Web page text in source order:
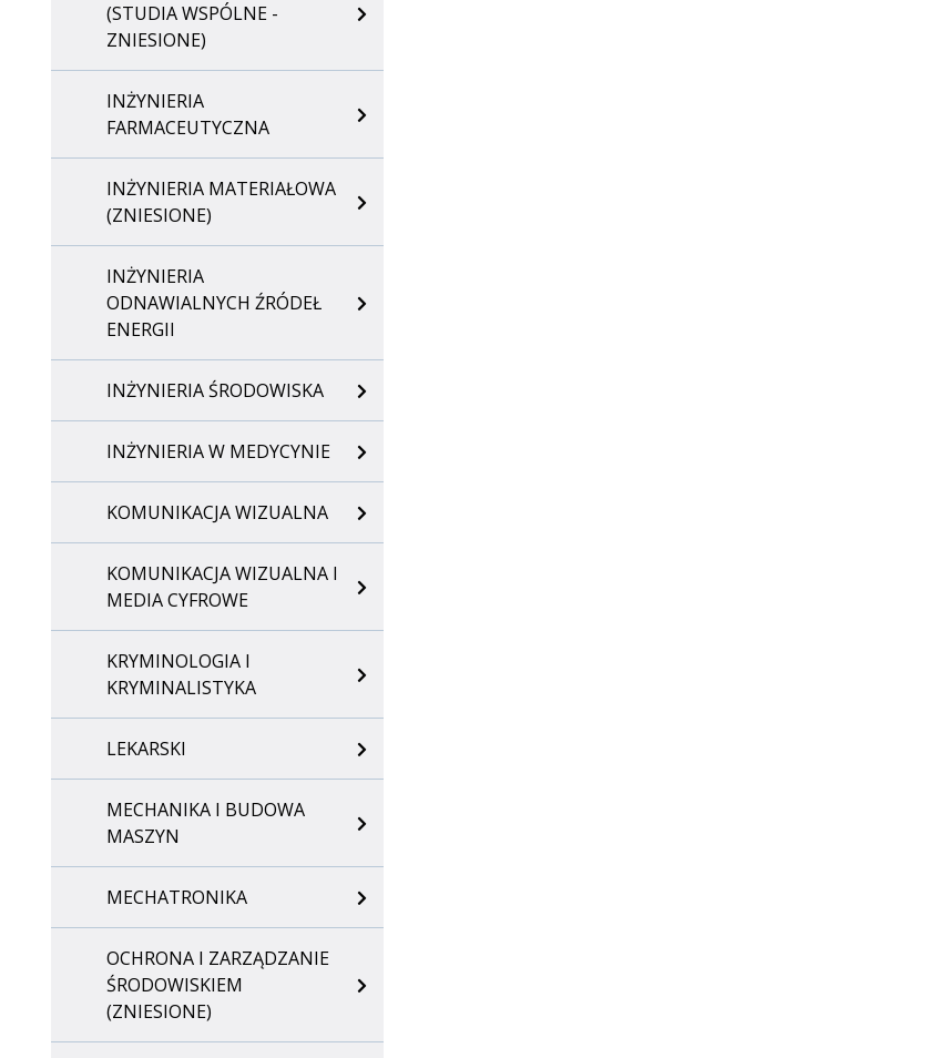
(STUDIA WSPÓLNE -
ZNIESIONE)
INŻYNIERIA
FARMACEUTYCZNA
INŻYNIERIA MATERIAŁOWA
(ZNIESIONE)
INŻYNIERIA
ODNAWIALNYCH ŹRÓDEŁ
ENERGII
INŻYNIERIA ŚRODOWISKA
INŻYNIERIA W MEDYCYNIE
KOMUNIKACJA WIZUALNA
KOMUNIKACJA WIZUALNA I
MEDIA CYFROWE
KRYMINOLOGIA I
KRYMINALISTYKA
LEKARSKI
MECHANIKA I BUDOWA
MASZYN
MECHATRONIKA
OCHRONA I ZARZĄDZANIE
ŚRODOWISKIEM
(ZNIESIONE)